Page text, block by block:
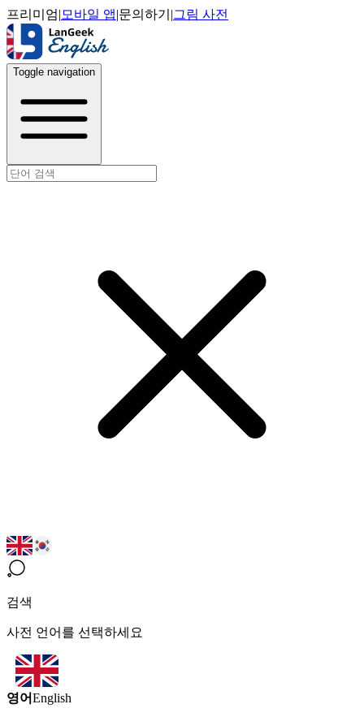
프리미엄| 모바일 앱|문의하기 |그림 사전
Toggle navigation
검색
사전 언어를 선택하세요
영어English